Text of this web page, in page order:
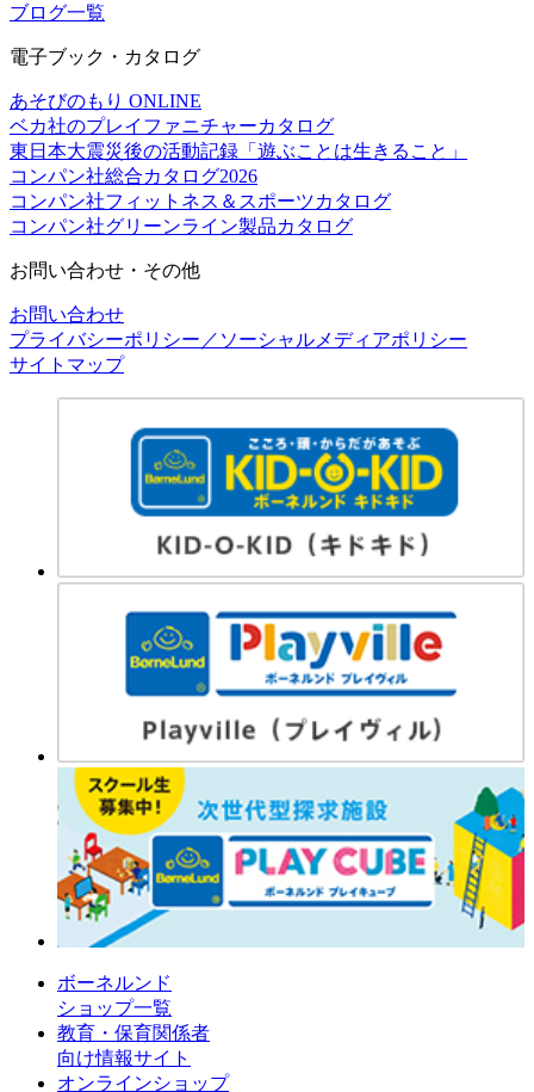
ブログ一覧
電子ブック・カタログ
あそびのもり ONLINE
ベカ社のプレイファニチャーカタログ
東日本大震災後の活動記録「遊ぶことは生きること」
コンパン社総合カタログ2026
コンパン社フィットネス＆スポーツカタログ
コンパン社グリーンライン製品カタログ
お問い合わせ・その他
お問い合わせ
プライバシーポリシー／ソーシャルメディアポリシー
サイトマップ
ボーネルンド
ショップ一覧
教育・保育関係者
向け情報サイト
オンラインショップ